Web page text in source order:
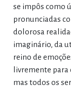
se impôs como
pronunciadas
dolorosa
imaginário, da
reino de
livremente para
mas todos os